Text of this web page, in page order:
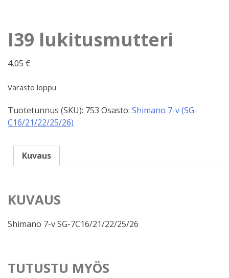
I39 lukitusmutteri
4,05 €
Varasto loppu
Tuotetunnus (SKU): 753 Osasto: Shimano 7-v (SG-
C16/21/22/25/26)
Kuvaus
KUVAUS
Shimano 7-v SG-7C16/21/22/25/26
TUTUSTU MYÖS